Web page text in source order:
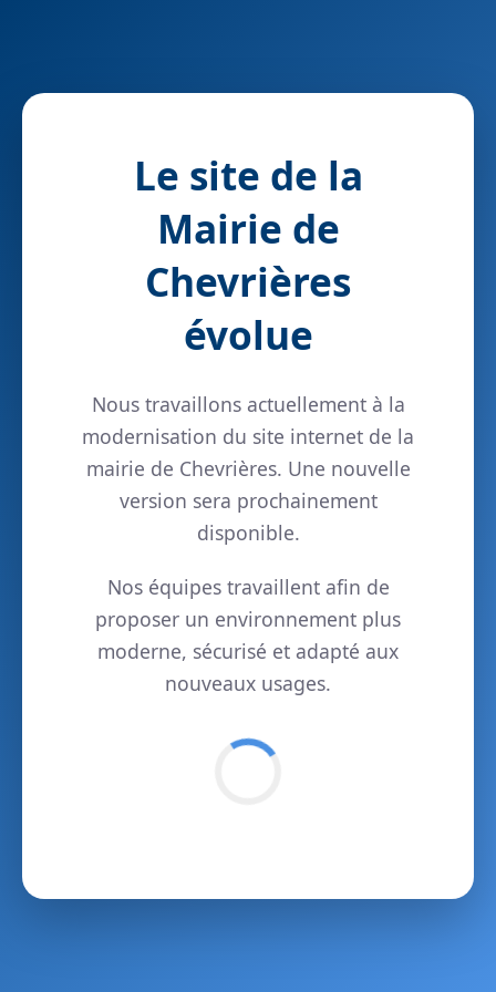
Le site de la
Mairie de
Chevrières
évolue
Nous travaillons actuellement à la
modernisation du site internet de la
mairie de Chevrières. Une nouvelle
version sera prochainement
disponible.
Nos équipes travaillent afin de
proposer un environnement plus
moderne, sécurisé et adapté aux
nouveaux usages.